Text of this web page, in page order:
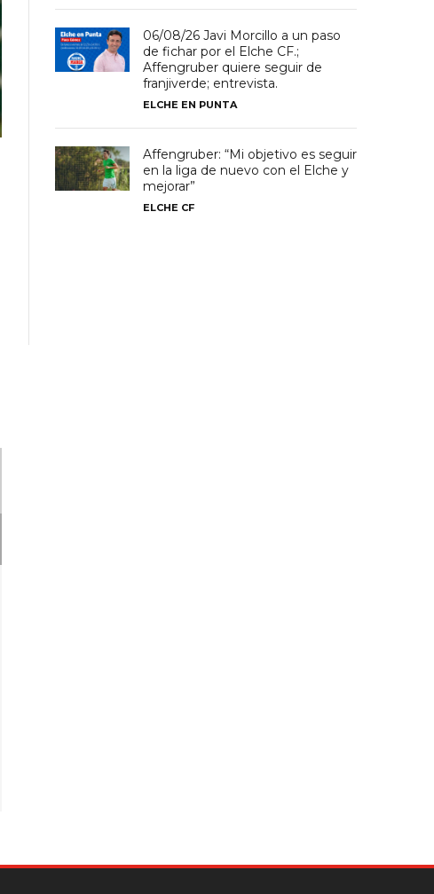
06/08/26 Javi Morcillo a un paso
de fichar por el Elche CF.;
Affengruber quiere seguir de
franjiverde; entrevista.
ELCHE EN PUNTA
Affengruber: “Mi objetivo es seguir
en la liga de nuevo con el Elche y
mejorar”
ELCHE CF